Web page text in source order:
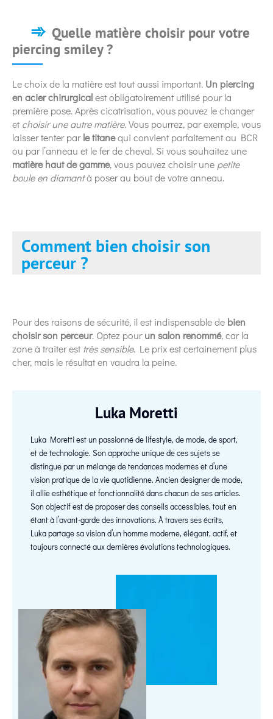
Quelle matière choisir pour votre
piercing smiley ?
Le choix de la matière est tout aussi important. Un piercing
en acierchirurgicalest obligatoirement utilisé pour la
première pose. Après cicatrisation, vous pouvez le changer
etchoisir une autre matière. Vous pourrez, par exemple, vous
laisser tenter parle titanequi convient parfaitement au BCR
ou par l’anneau et le fer de cheval. Si vous souhaitez une
matière haut de gamme, vous pouvez choisir une petite
boule en diamantà poser au bout de votre anneau.
Comment bien choisir son
perceur ?
Pour des raisons de sécurité, il est indispensable de bien
choisir son perceur. Optez pourun salon renommé, car la
zone à traiter esttrès sensible. Le prix est certainement plus
cher, mais le résultat en vaudra la peine.
Luka Moretti
Luka Moretti est un passionné de lifestyle, de mode, de sport,
et de technologie. Son approche unique de ces sujets se
distingue par un mélange de tendances modernes et d’une
vision pratique de la vie quotidienne. Ancien designer de mode,
il allie esthétique et fonctionnalité dans chacun de ses articles.
Son objectif est de proposer des conseils accessibles, tout en
étant à l’avant-garde des innovations. À travers ses écrits,
Luka partage sa vision d’un homme moderne, élégant, actif, et
toujours connecté aux dernières évolutions technologiques.